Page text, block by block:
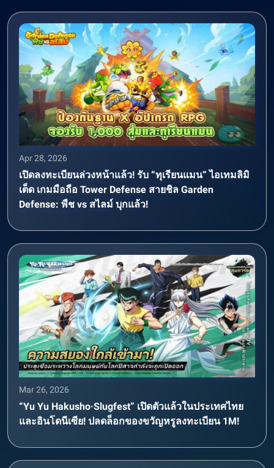
Apr 28, 2026
เปิดลงทะเบียนล่วงหน้าแล้ว! รับ “ทุเรียนแมน” ไอเทมลิมิ
เต็ด เกมมือถือ Tower Defense สายชิล Garden
Defense: พืช vs สไลม์ บุกแล้ว!
Mar 26, 2026
“Yu Yu Hakusho·Slugfest” เปิดตัวแล้วในประเทศไทย
และอินโดนีเซีย! ปลดล็อกของขวัญหรูลงทะเบียน 1M!